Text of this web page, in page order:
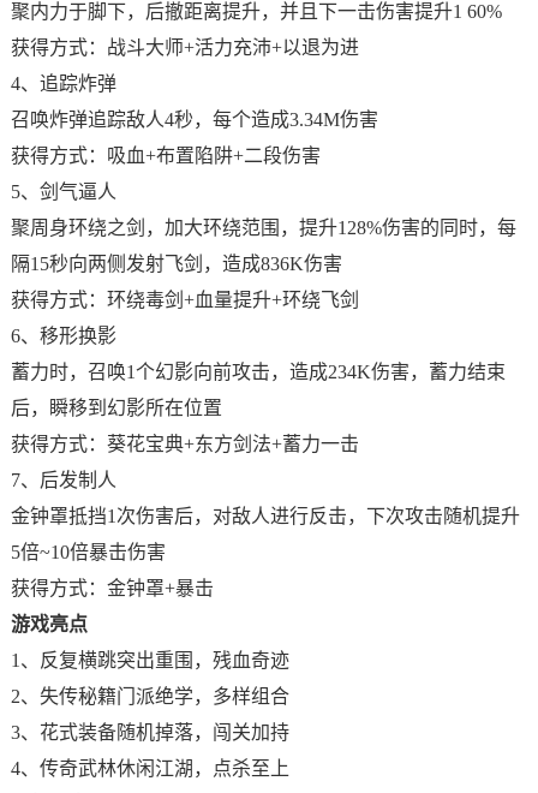
聚内力于脚下，后撤距离提升，并且下一击伤害提升1 60%
获得方式：战斗大师+活力充沛+以退为进
4、追踪炸弹
召唤炸弹追踪敌人4秒，每个造成3.34M伤害
获得方式：吸血+布置陷阱+二段伤害
5、剑气逼人
聚周身环绕之剑，加大环绕范围，提升128%伤害的同时，每
隔15秒向两侧发射飞剑，造成836K伤害
获得方式：环绕毒剑+血量提升+环绕飞剑
6、移形换影
蓄力时，召唤1个幻影向前攻击，造成234K伤害，蓄力结束
后，瞬移到幻影所在位置
获得方式：葵花宝典+东方剑法+蓄力一击
7、后发制人
金钟罩抵挡1次伤害后，对敌人进行反击，下次攻击随机提升
5倍~10倍暴击伤害
获得方式：金钟罩+暴击
游戏亮点
1、反复横跳突出重围，残血奇迹
2、失传秘籍门派绝学，多样组合
3、花式装备随机掉落，闯关加持
4、传奇武林休闲江湖，点杀至上